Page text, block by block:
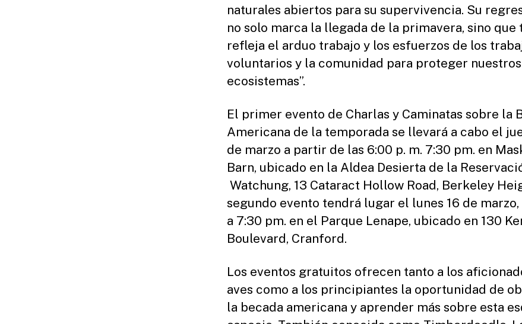
naturales abiertos para su supervivencia. Su
no solo marca la llegada de la primavera, sino que
refleja el arduo trabajo y los esfuerzos de los
voluntarios y la comunidad para proteger nuestros
ecosistemas”.
El primer evento de Charlas y Caminatas sobre la
Americana de la temporada se llevará a cabo el
de marzo a partir de las 6:00 p. m. 7:30 pm. en
Barn, ubicado en la Aldea Desierta de la
Watchung, 13 Cataract Hollow Road, Berkeley
segundo evento tendrá lugar el lunes 16 de marzo,
a 7:30 pm. en el Parque Lenape, ubicado en 130
Boulevard, Cranford.
Los eventos gratuitos ofrecen tanto a los
aves como a los principiantes la oportunidad de
la becada americana y aprender más sobre esta